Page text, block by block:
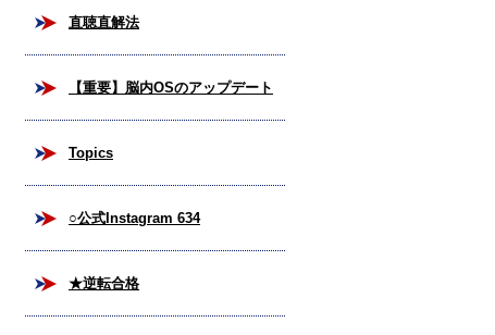
直聴直解法
【重要】脳内OSのアップデート
Topics
○公式Instagram 634
★逆転合格